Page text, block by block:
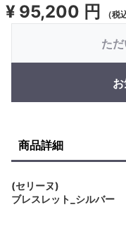
¥ 95,200 円 （税
た
商品詳細
(セリーヌ)
ブレスレット_シルバー